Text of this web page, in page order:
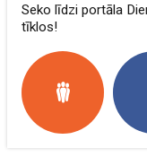
Seko līdzi portāla
tīklos!